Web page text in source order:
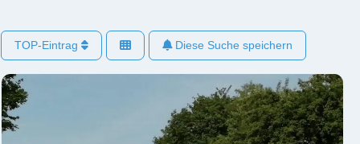
TOP-Eintrag Diese Suche speichern